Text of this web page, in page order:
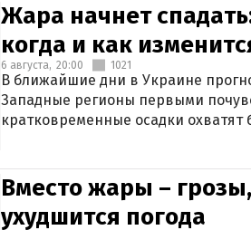
Жара начнет
когда и как
6 августа, 20:00 1021
В ближайшие дни в Украине
Западные регионы первыми
кратковременные осадки охватят
Вместо жары –
ухудшится погода